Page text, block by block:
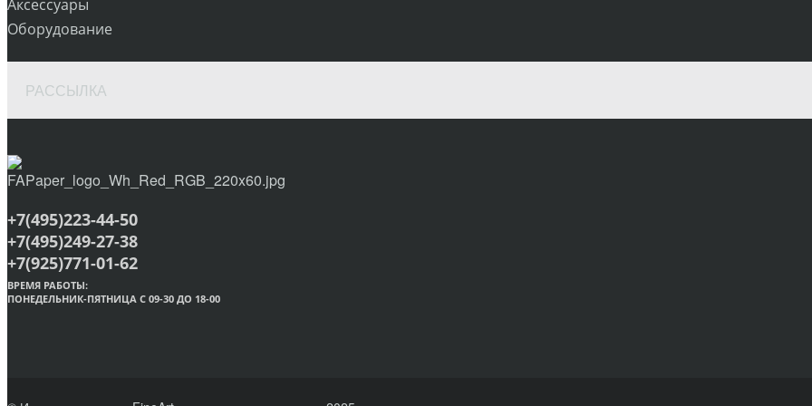
Аксессуары
Оборудование
РАССЫЛКА
+7(495)223-44-50
+7(495)249-27-38
+7(925)771-01-62
ВРЕМЯ РАБОТЫ:
ПОНЕДЕЛЬНИК-ПЯТНИЦА С 09-30 ДО 18-00